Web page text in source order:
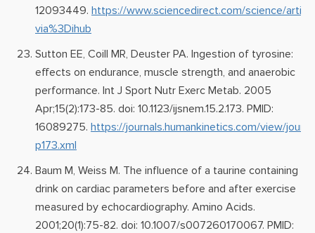
12093449. https://www.sciencedirect.com/science/
via%3Dihub
Sutton EE, Coill MR, Deuster PA. Ingestion of tyrosine:
effects on endurance, muscle strength, and anaerobic
performance. Int J Sport Nutr Exerc Metab. 2005
Apr;15(2):173-85. doi: 10.1123/ijsnem.15.2.173. PMID:
16089275. https://journals.humankinetics.com/view/
p173.xml
Baum M, Weiss M. The influence of a taurine containing
drink on cardiac parameters before and after exercise
measured by echocardiography. Amino Acids.
2001;20(1):75-82. doi: 10.1007/s007260170067. PMID: